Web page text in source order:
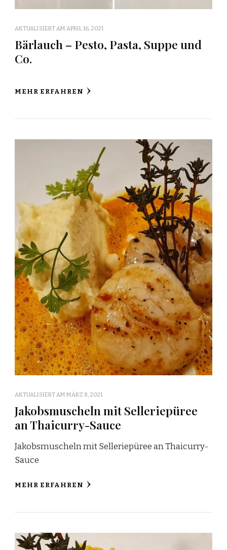
AKTUALISIERT AM APRIL 16, 2021
Bärlauch – Pesto, Pasta, Suppe und
Co.
MEHR ERFAHREN
AKTUALISIERT AM MÄRZ 8, 2021
Jakobsmuscheln mit Selleriepüree
an Thaicurry-Sauce
Jakobsmuscheln mit Selleriepüree an Thaicurry-
Sauce
MEHR ERFAHREN